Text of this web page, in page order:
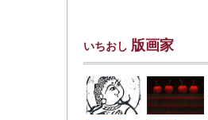
いちおし 版画家